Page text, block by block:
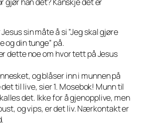
sin måte å si ”Jeg skal gjøre
og din tunge” på.
dette noe om hvor tett på Jesus
og blåser inn i munnen på
til live, sier 1. Mosebok! Munn til
det. Ikke for å gjenopplive, men
og vips, er det liv. Nærkontakt er